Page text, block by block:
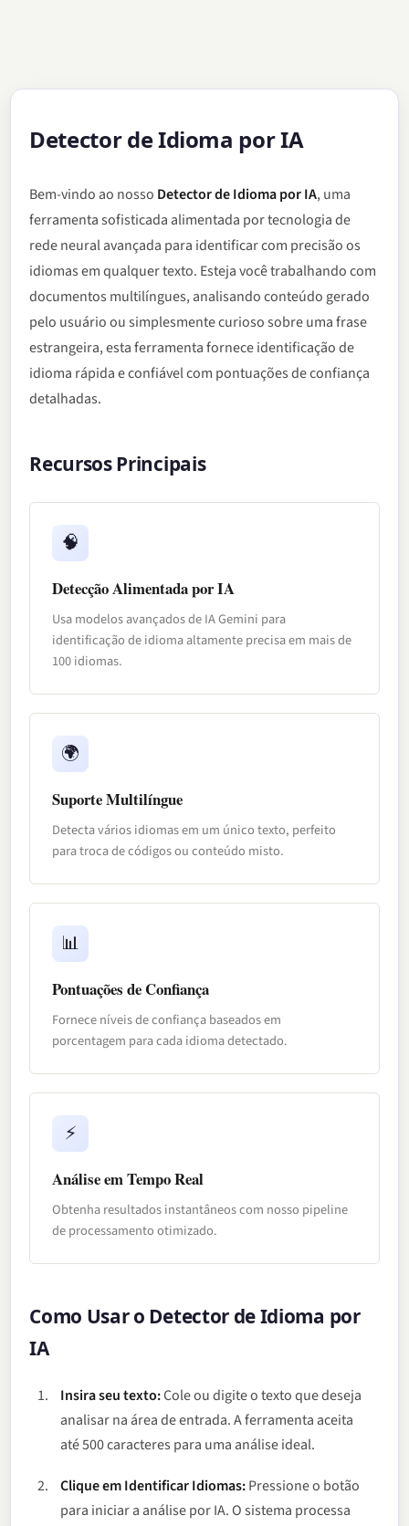
Detector de Idioma por IA
Bem-vindo ao nosso Detector de Idioma por IA, uma
ferramenta sofisticada alimentada por tecnologia de
rede neural avançada para identificar com precisão os
idiomas em qualquer texto. Esteja você trabalhando com
documentos multilíngues, analisando conteúdo gerado
pelo usuário ou simplesmente curioso sobre uma frase
estrangeira, esta ferramenta fornece identificação de
idioma rápida e confiável com pontuações de confiança
detalhadas.
Recursos Principais
🧠
Detecção Alimentada por IA
Usa modelos avançados de IA Gemini para
identificação de idioma altamente precisa em mais de
100 idiomas.
🌍
Suporte Multilíngue
Detecta vários idiomas em um único texto, perfeito
para troca de códigos ou conteúdo misto.
📊
Pontuações de Confiança
Fornece níveis de confiança baseados em
porcentagem para cada idioma detectado.
⚡
Análise em Tempo Real
Obtenha resultados instantâneos com nosso pipeline
de processamento otimizado.
Como Usar o Detector de Idioma por
IA
Insira seu texto:Cole ou digite o texto que deseja
analisar na área de entrada. A ferramenta aceita
até 500 caracteres para uma análise ideal.
Clique em Identificar Idiomas:Pressione o botão
para iniciar a análise por IA. O sistema processa